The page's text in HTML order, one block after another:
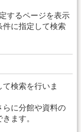
するページを表示
件に指定して検索
検索を行いま
らに分館や資料の
ます。